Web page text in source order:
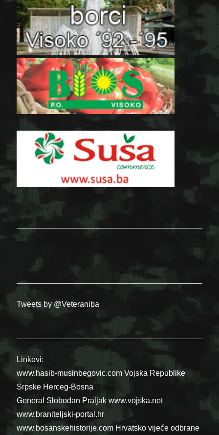
Tweets by @Veteraniba
Linkovi:
www.hasib-musinbegovic.com Vojska Republike
Srpske Herceg-Bosna
General Slobodan Praljak www.vojska.net
www.braniteljski-portal.hr
www.bosanskehistorije.com Hrvatsko vijeće odbrane